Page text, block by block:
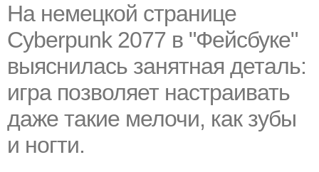
На немецкой странице
Cyberpunk 2077 в "Фейсбуке"
выяснилась занятная деталь:
игра позволяет настраивать
даже такие мелочи, как зубы
и ногти.